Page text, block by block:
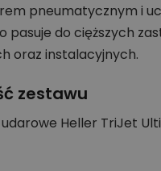
pneumatycznym i
pasuje do cięższych
oraz instalacyjnych.
zestawu
udarowe Heller TriJet